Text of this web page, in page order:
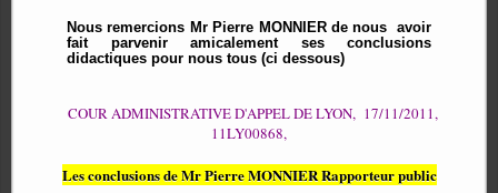
Nous remercions Mr Pierre MONNIER de nous avoir
fait parvenir amicalement ses conclusions
didactiques pour nous tous (ci dessous)
COUR ADMINISTRATIVE D'APPEL DE LYON, 17/11/2011,
11LY00868,
Les conclusions de Mr Pierre MONNIER Rapporteur public